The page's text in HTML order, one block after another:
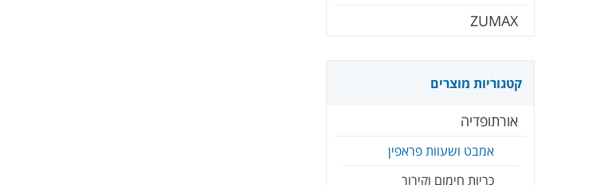
ZUMAX
קטגוריות מוצרים
אורתופדיה
אמבט ושעוות פראפין
כריות חימום וקירור